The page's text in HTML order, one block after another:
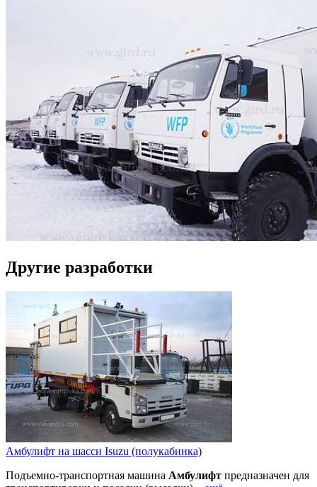
Другие разработки
Амбулифт на шасси Isuzu (полукабинка)
Подъемно-транспортная машина Амбулифт предназначен для